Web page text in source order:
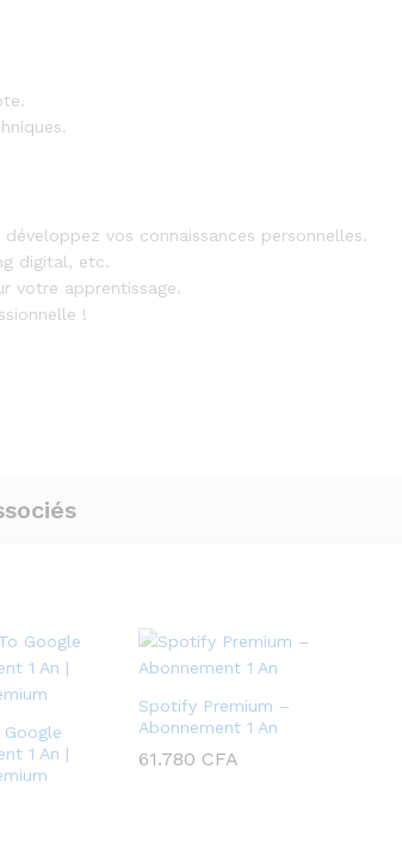
vos connaissances personnelles.
digital, etc.
votre apprentissage.
!
1 An |
Spotify Premium –
Abonnement 1 An
61.780 CFA